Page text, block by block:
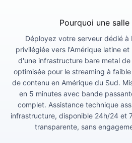
Pourquoi une salle
Déployez votre serveur dédié à
privilégiée vers l'Amérique latine
d'une infrastructure bare metal
optimisée pour le streaming à
de contenu en Amérique du Sud.
en 5 minutes avec bande
complet. Assistance technique
infrastructure, disponible 24h/24 et
transparente, sans